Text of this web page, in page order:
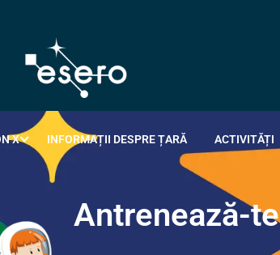
X INFORMAȚII DESPRE ȚARĂ ACTIVITĂȚI
Antrenează-te